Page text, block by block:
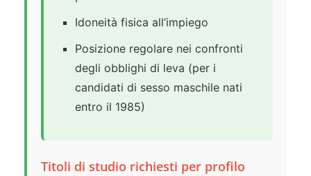
Idoneità fisica all’impiego
Posizione regolare nei confronti
degli obblighi di leva (per i
candidati di sesso maschile nati
entro il 1985)
Titoli di studio richiesti per profilo